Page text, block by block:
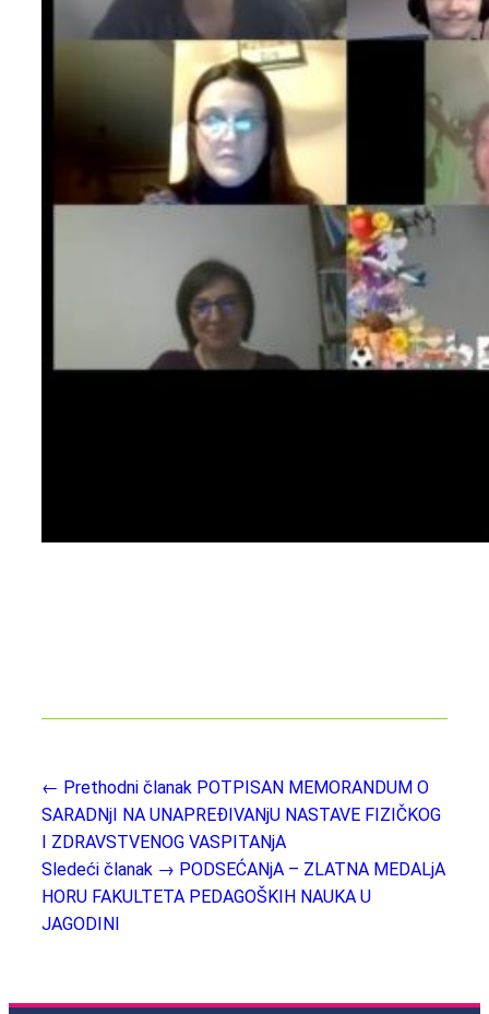
← Prethodni članak POTPISAN MEMORANDUM O
SARADNjI NA UNAPREĐIVANjU NASTAVE FIZIČKOG
I ZDRAVSTVENOG VASPITANjA
Sledeći članak → PODSEĆANjA – ZLATNA MEDALjA
HORU FAKULTETA PEDAGOŠKIH NAUKA U
JAGODINI